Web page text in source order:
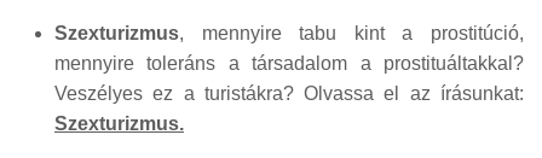
Szexturizmus, mennyire tabu kint a prostitúció,
mennyire toleráns a társadalom a prostituáltakkal?
Veszélyes ez a turistákra? Olvassa el az írásunkat:
Szexturizmus.